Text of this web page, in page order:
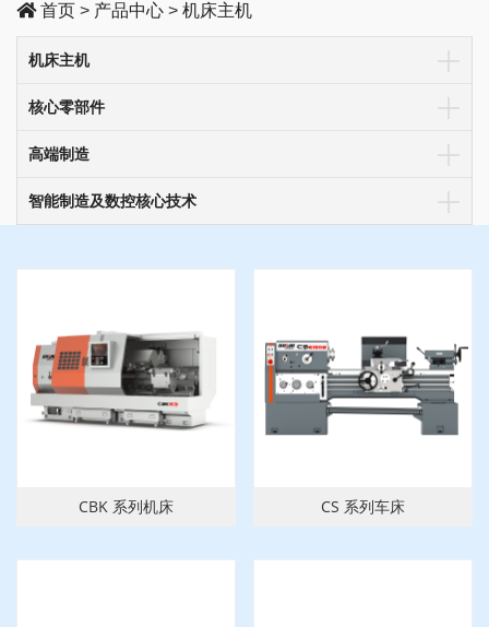
首页 > 产品中心 > 机床主机
机床主机
核心零部件
高端制造
智能制造及数控核心技术
CBK 系列机床 CS 系列车床